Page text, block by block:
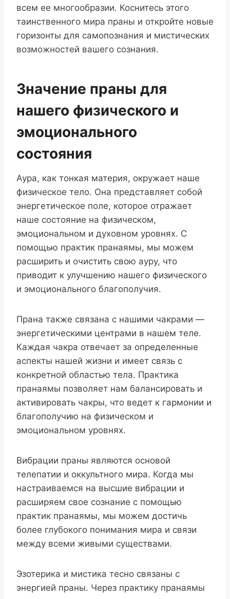
всем ее многообразии. Коснитесь этого
таинственного мира праны и откройте новые
горизонты для самопознания и мистических
возможностей вашего сознания.
Значение праны для
нашего физического и
эмоционального
состояния
Аура, как тонкая материя, окружает наше
физическое тело. Она представляет собой
энергетическое поле, которое отражает
наше состояние на физическом,
эмоциональном и духовном уровнях. С
помощью практик пранаямы, мы можем
расширить и очистить свою ауру, что
приводит к улучшению нашего физического
и эмоционального благополучия.
Прана также связана с нашими чакрами —
энергетическими центрами в нашем теле.
Каждая чакра отвечает за определенные
аспекты нашей жизни и имеет связь с
конкретной областью тела. Практика
пранаямы позволяет нам балансировать и
активировать чакры, что ведет к гармонии и
благополучию на физическом и
эмоциональном уровнях.
Вибрации праны являются основой
телепатии и оккультного мира. Когда мы
настраиваемся на высшие вибрации и
расширяем свое сознание с помощью
практик пранаямы, мы можем достичь
более глубокого понимания мира и связи
между всеми живыми существами.
Эзотерика и мистика тесно связаны с
энергией праны. Через практику пранаямы